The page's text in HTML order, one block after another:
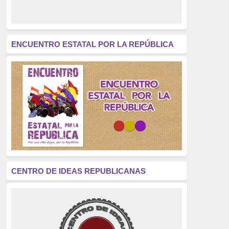
América Latina
(305)
Exhumación
(304)
Golpe de Estado
(304)
Brigadas Internacionales
(303)
pensamiento
(294)
Revisionismo
(289)
La Transición
(275)
educación pública
(270)
ENCUENTRO ESTATAL POR LA REPÚBLICA
CENTRO DE IDEAS REPUBLICANAS